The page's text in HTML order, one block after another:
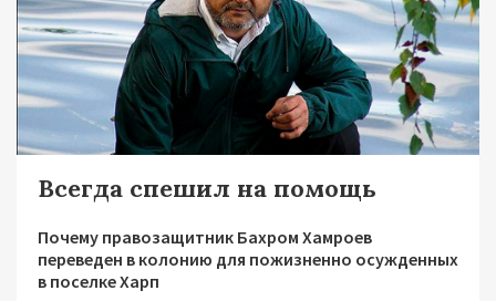
Всегда спешил на помощь
Почему правозащитник Бахром Хамроев
переведен в колонию для пожизненно осужденных
в поселке Харп